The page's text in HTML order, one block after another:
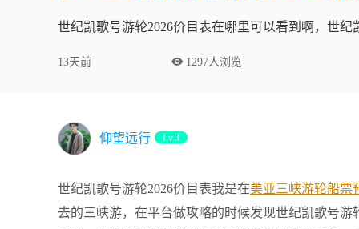
世纪凯歌号游轮2026价目表在哪里可以看到啊，世
13天前  1297人浏览
仰望远行 Lv.3
世纪凯歌号游轮2026价目表我是在美亚三峡游轮船票
去的三峡游，在平台做攻略的时候发现世纪凯歌号